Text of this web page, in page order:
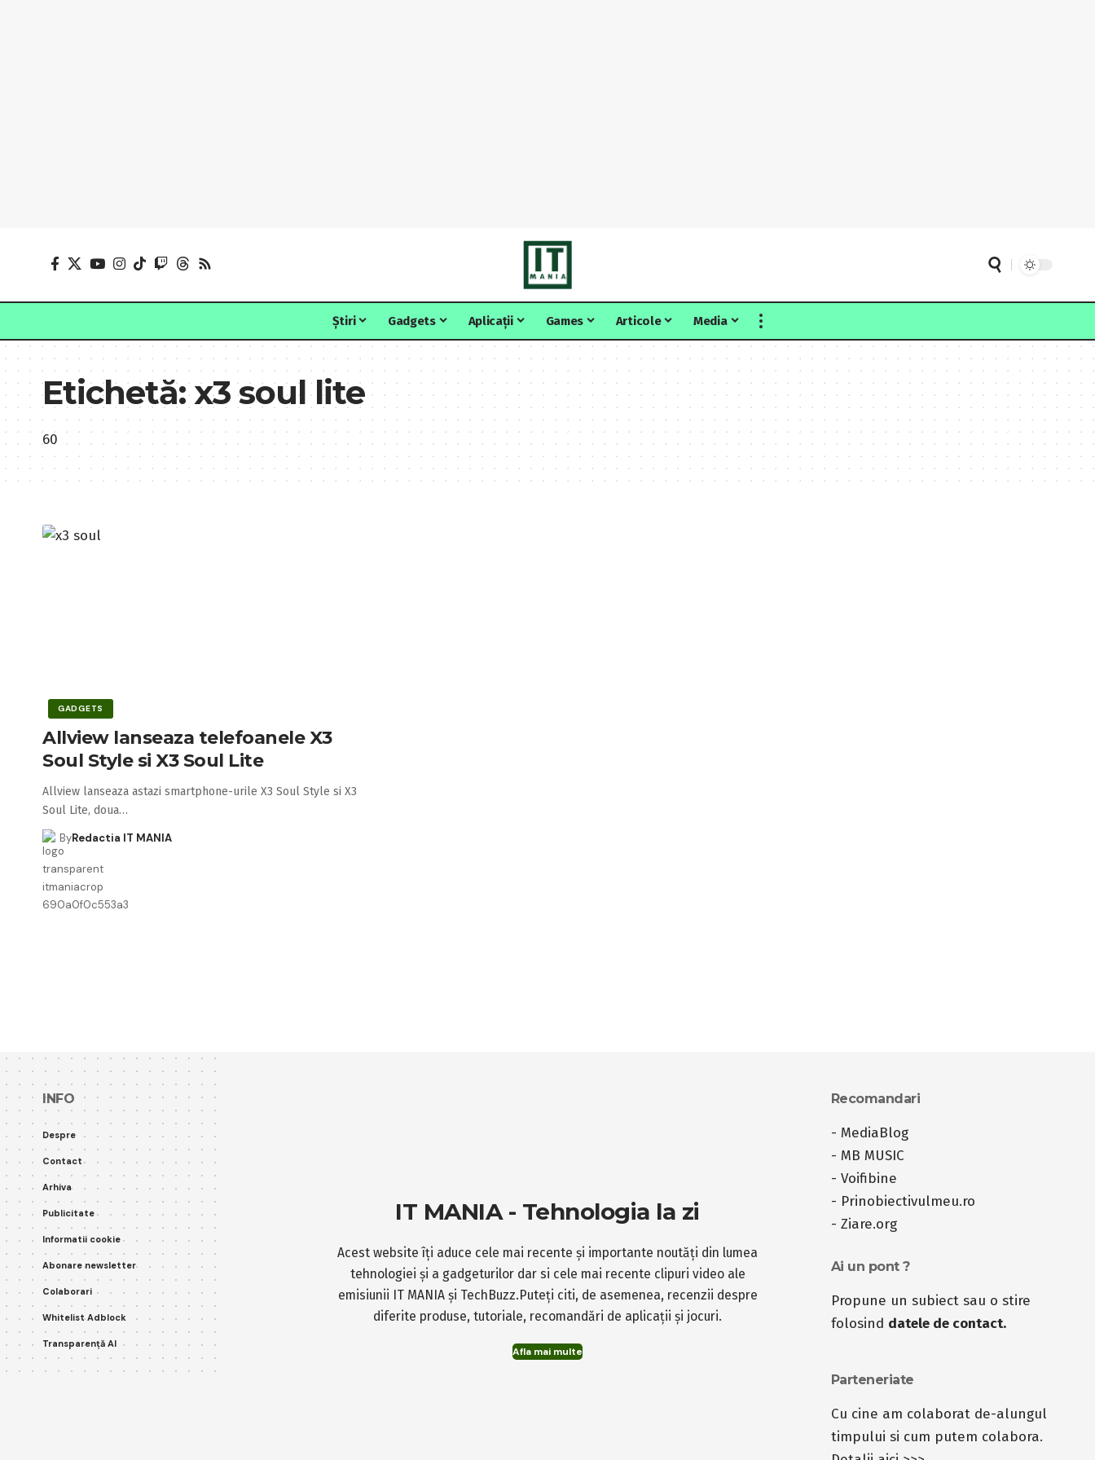
Știri Gadgets Aplicații Games Articole Media
Etichetă:x3 soul lite
60
GADGETS
Allview lanseaza telefoanele X3
Soul Style si X3 Soul Lite
Allview lanseaza astazi smartphone-urile X3 Soul Style si X3
Soul Lite, doua…
ByRedactia IT MANIA
INFO
Despre
Contact
Arhiva
Publicitate
Informatii cookie
Abonare newsletter
Colaborari
Whitelist Adblock
Transparență AI
IT MANIA - Tehnologia la zi
Acest website îți aduce cele mai recente și importante noutăți din lumea
tehnologiei și a gadgeturilor dar si cele mai recente clipuri video ale
emisiunii IT MANIA și TechBuzz.Puteți citi, de asemenea, recenzii despre
diferite produse, tutoriale, recomandări de aplicații și jocuri.
Afla mai multe
Recomandari
- MediaBlog
- MB MUSIC
- Voifibine
- Prinobiectivulmeu.ro
- Ziare.org
Ai un pont ?
Propune un subiect sau o stire
folosind datele de contact.
Parteneriate
Cu cine am colaborat de-alungul
timpului si cum putem colabora.